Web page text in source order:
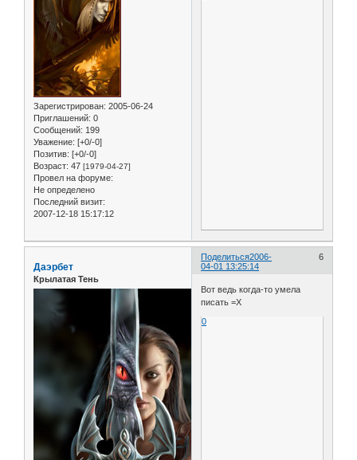
Зарегистрирован: 2005-06-24
Приглашений: 0
Сообщений: 199
Уважение: [+0/-0]
Позитив: [+0/-0]
Возраст: 47 [1979-04-27]
Провел на форуме:
Не определено
Последний визит:
2007-12-18 15:17:12
Поделиться 6
2006-
04-01 13:25:14
Даэрбет
Крылатая Тень
Вот ведь когда-то умела
писать =Х
0